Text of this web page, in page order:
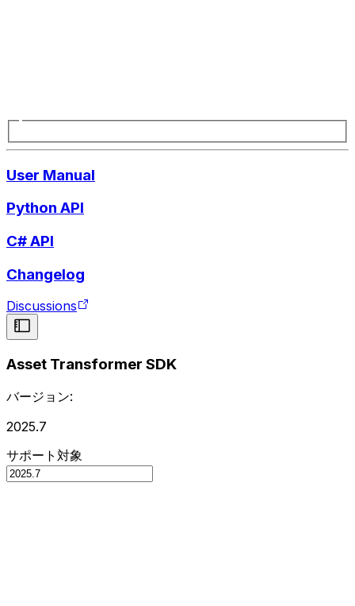
User Manual
Python API
C# API
Changelog
Discussions
Asset Transformer SDK
バージョン:
2025.7
サポート対象